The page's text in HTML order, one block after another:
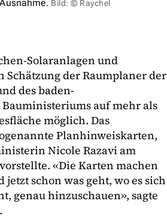
Bild: © Raychel
Solaranlagen und
Schätzung der Raumplaner der
des baden-
auf mehr als
möglich. Das
Planhinweiskarten,
Nicole Razavi am
«Die Karten machen
schon was geht, wo es sich
genau hinzuschauen», sagte